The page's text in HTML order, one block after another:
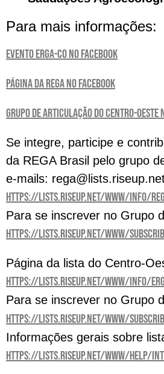
Para mais informações:
Evento ERGA-CO no Facebook
Página da REGA no Facebook
Grupo de Articulação do Centro-Oeste
Se integre, participe e
da REGA Brasil pelo grupo
e-mails:
https://lists.riseup.net/www/info/
Para se inscrever no Grupo
https://lists.riseup.net/www/
Página da lista do Centro-
https://lists.riseup.net/www/info/
Para se inscrever no Grupo
https://lists.riseup.net/www/
Informações gerais sobre
https://lists.riseup.net/www/help/